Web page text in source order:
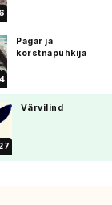
Pagar ja
korstnapühkija
Värvilind